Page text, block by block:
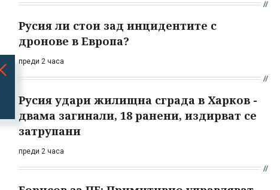
Русия ли стои зад инцидентите с
дронове в Европа?
преди 2 часа
Русия удари жилищна сграда в Харков -
двама загинали, 18 ранени, издирват се
затрупани
преди 2 часа